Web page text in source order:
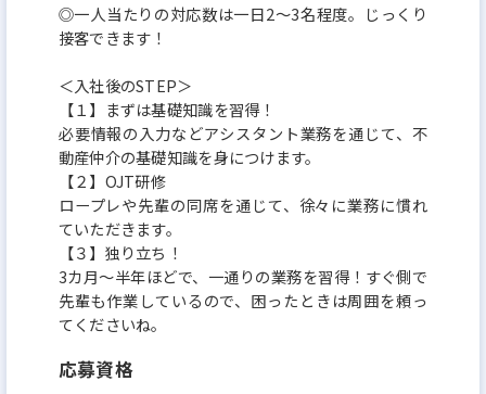
◎一人当たりの対応数は一日2～3名程度。じっくり
接客できます！
＜入社後のSTEP＞
【１】まずは基礎知識を習得！
必要情報の入力などアシスタント業務を通じて、不
動産仲介の基礎知識を身につけます。
【２】OJT研修
ロープレや先輩の同席を通じて、徐々に業務に慣れ
ていただきます。
【３】独り立ち！
3カ月～半年ほどで、一通りの業務を習得！すぐ側で
先輩も作業しているので、困ったときは周囲を頼っ
てくださいね。
応募資格